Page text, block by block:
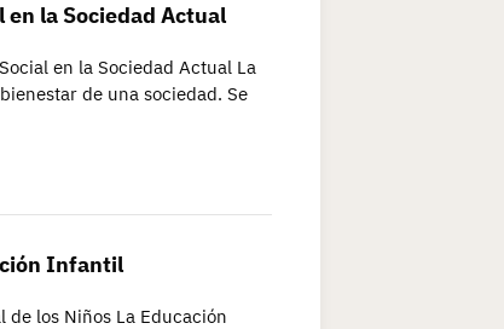
la Sociedad Actual
en la Sociedad Actual La
de una sociedad. Se
Infantil
de los Niños La Educación